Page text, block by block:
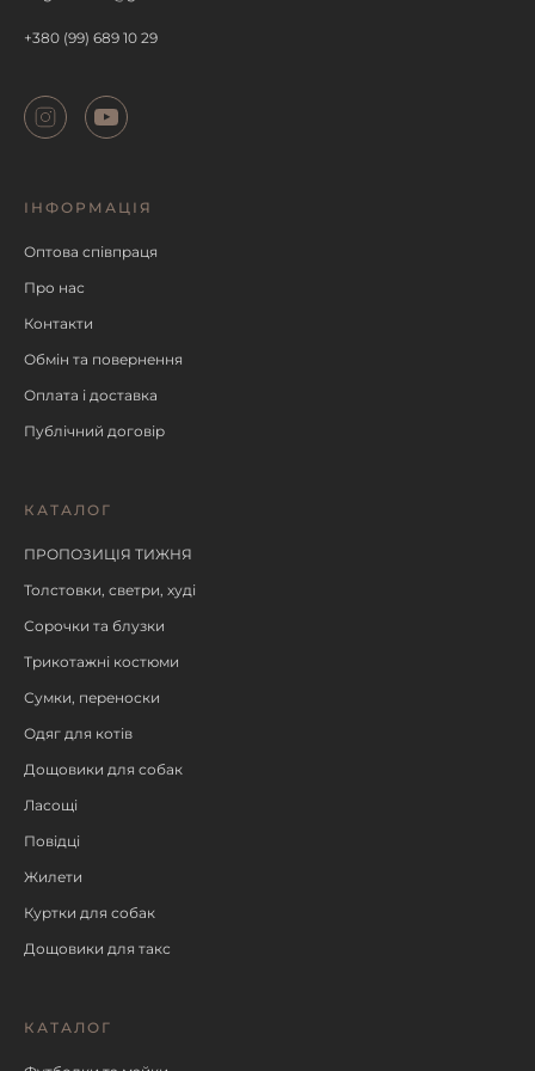
+380 (99) 689 10 29
ІНФОРМАЦІЯ
Оптова співпраця
Про нас
Контакти
Обмін та повернення
Оплата і доставка
Публічний договір
КАТАЛОГ
ПРОПОЗИЦІЯ ТИЖНЯ
Толстовки, светри, худі
Сорочки та блузки
Трикотажні костюми
Сумки, переноски
Одяг для котів
Дощовики для собак
Ласощі
Повідці
Жилети
Куртки для собак
Дощовики для такс
КАТАЛОГ